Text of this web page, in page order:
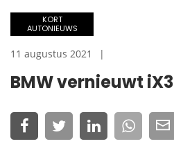
BMW vernieuwt iX3
KORT
AUTONIEUWS
11 augustus 2021